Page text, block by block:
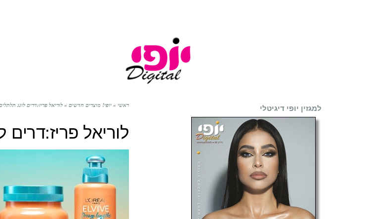
ראשי » יופי! מוצרים חדשים » לוריאל פריז:דרים לונג
לוריאל פריז:דרים
למגזין יופי דיגיטלי